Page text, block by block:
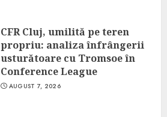
CFR Cluj, umilită pe teren
propriu: analiza înfrângerii
usturătoare cu Tromsoe în
Conference League
AUGUST 7, 2026